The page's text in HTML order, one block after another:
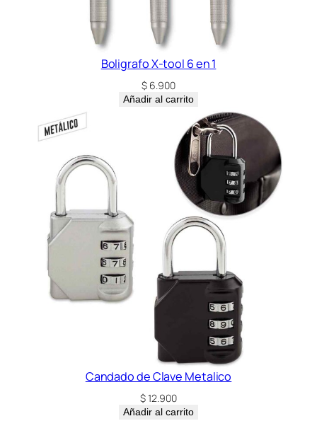
Boligrafo X-tool 6 en 1
$ 6.900
Añadir al carrito
Candado de Clave Metalico
$12.900
Añadir al carrito